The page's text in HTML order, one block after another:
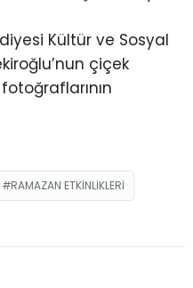
Kültür ve Sosyal
çiçek
RAMAZAN ETKINLIKLERI